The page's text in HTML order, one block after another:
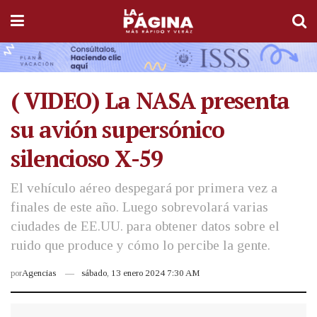
( VIDEO) La NASA presenta
su avión supersónico
silencioso X-59
El vehículo aéreo despegará por primera vez a
finales de este año. Luego sobrevolará varias
ciudades de EE.UU. para obtener datos sobre el
ruido que produce y cómo lo percibe la gente.
porAgencias sábado, 13 enero 2024 7:30 AM